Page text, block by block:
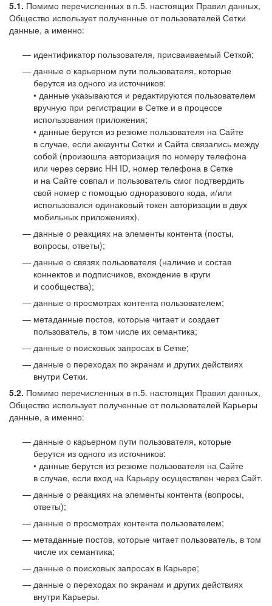
5.1. Помимо перечисленных в п.5. настоящих Правил данных,
Общество использует полученные от пользователей Сетки
данные, а именно:
идентификатор пользователя, присваиваемый Сеткой;
данные о карьерном пути пользователя, которые
берутся из одного из источников:
• данные указываются и редактируются пользователем
вручную при регистрации в Сетке и в процессе
использования приложения;
• данные берутся из резюме пользователя на Сайте
в случае, если аккаунты Сетки и Сайта связались между
собой (произошла авторизация по номеру телефона
или через сервис HH ID, номер телефона в Сетке
и на Сайте совпал и пользователь смог подтвердить
свой номер с помощью одноразового кода, и/или
использовался одинаковый токен авторизации в двух
мобильных приложениях).
данные о реакциях на элементы контента (посты,
вопросы, ответы);
данные о связях пользователя (наличие и состав
коннектов и подписчиков, вхождение в круги
и сообщества);
данные о просмотрах контента пользователем;
метаданные постов, которые читает и создает
пользователь, в том числе их семантика;
данные о поисковых запросах в Сетке;
данные о переходах по экранам и других действиях
внутри Сетки.
5.2. Помимо перечисленных в п.5. настоящих Правил данных,
Общество использует полученные от пользователей Карьеры
данные, а именно:
данные о карьерном пути пользователя, которые
берутся из одного из источников:
• данные берутся из резюме пользователя на Сайте
в случае, если вход на Карьеру осуществлен через Сайт.
данные о реакциях на элементы контента (вопросы,
ответы);
данные о просмотрах контента пользователем;
метаданные постов, которые читает пользователь, в том
числе их семантика;
данные о поисковых запросах в Карьере;
данные о переходах по экранам и других действиях
внутри Карьеры.